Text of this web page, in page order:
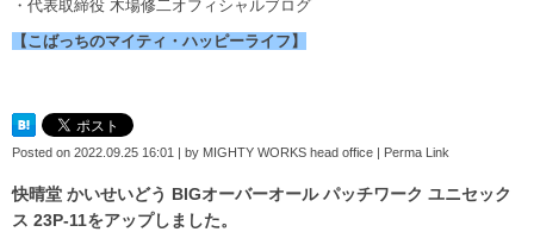
・代表取締役 木場修二オフィシャルブログ
【こばっちのマイティ・ハッピーライフ】
Posted on 2022.09.25 16:01 | by MIGHTY WORKS head office | Perma Link
快晴堂 かいせいどう BIGオーバーオール パッチワーク ユニセック
ス 23P-11をアップしました。